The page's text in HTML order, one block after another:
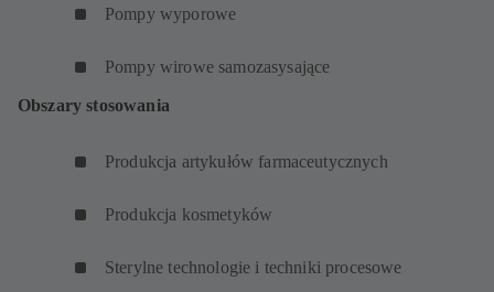
Pompy wyporowe
Pompy wirowe samozasysające
Obszary stosowania
Produkcja artykułów farmaceutycznych
Produkcja kosmetyków
Sterylne technologie i techniki procesowe